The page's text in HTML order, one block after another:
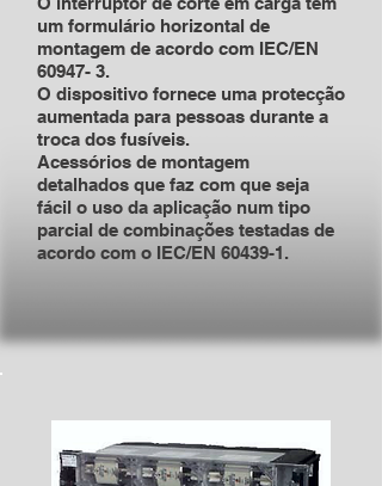
um formulário horizontal de
montagem de acordo com IEC/EN
60947- 3.
O dispositivo fornece uma protecção
aumentada para pessoas durante a
troca dos fusíveis.
Acessórios de montagem
detalhados que faz com que seja
fácil o uso da aplicação num tipo
parcial de combinações testadas de
acordo com o IEC/EN 60439-1.